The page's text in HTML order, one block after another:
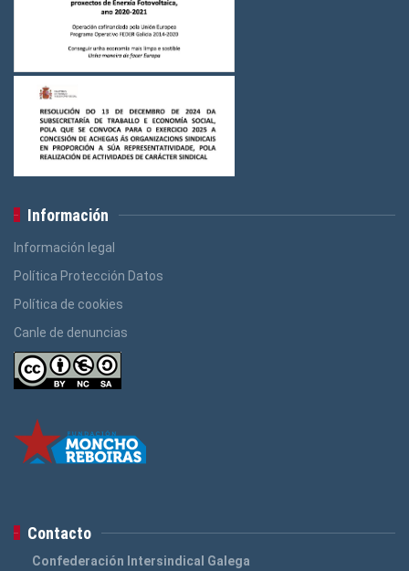
Información
Información legal
Política Protección Datos
Política de cookies
Canle de denuncias
Contacto
Confederación Intersindical Galega